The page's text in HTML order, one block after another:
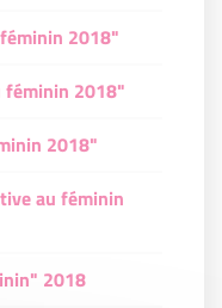
2018"
féminin 2018"
2018"
au féminin
2018